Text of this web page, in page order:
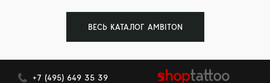
ВЕСЬ КАТАЛОГ AMBITON
+7 (495) 649 35 39